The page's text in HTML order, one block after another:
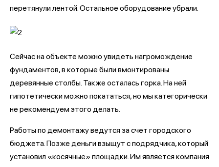
перетянули лентой. Остальное оборудование убрали.
Сейчас на объекте можно увидеть нагромождение
фундаментов, в которые были вмонтированы
деревянные столбы. Также осталась горка. На ней
гипотетически можно покататься, но мы категорически
не рекомендуем этого делать.
Работы по демонтажу ведутся за счет городского
бюджета. Позже деньги взыщут с подрядчика, который
установил «косячные» площадки. Им является компания